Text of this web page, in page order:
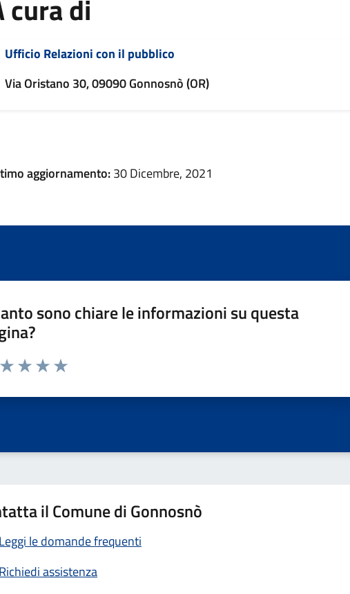
cura di
Ufficio Relazioni con il pubblico
Via Oristano 30, 09090 Gonnosnò (OR)
aggiornamento:30 Dicembre, 2021
sono chiare le informazioni su questa
da 1 a 5 stelle la pagina
il Comune di Gonnosnò
le domande frequenti
assistenza